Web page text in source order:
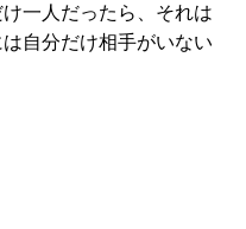
一人だったら、それは
自分だけ相手がいない